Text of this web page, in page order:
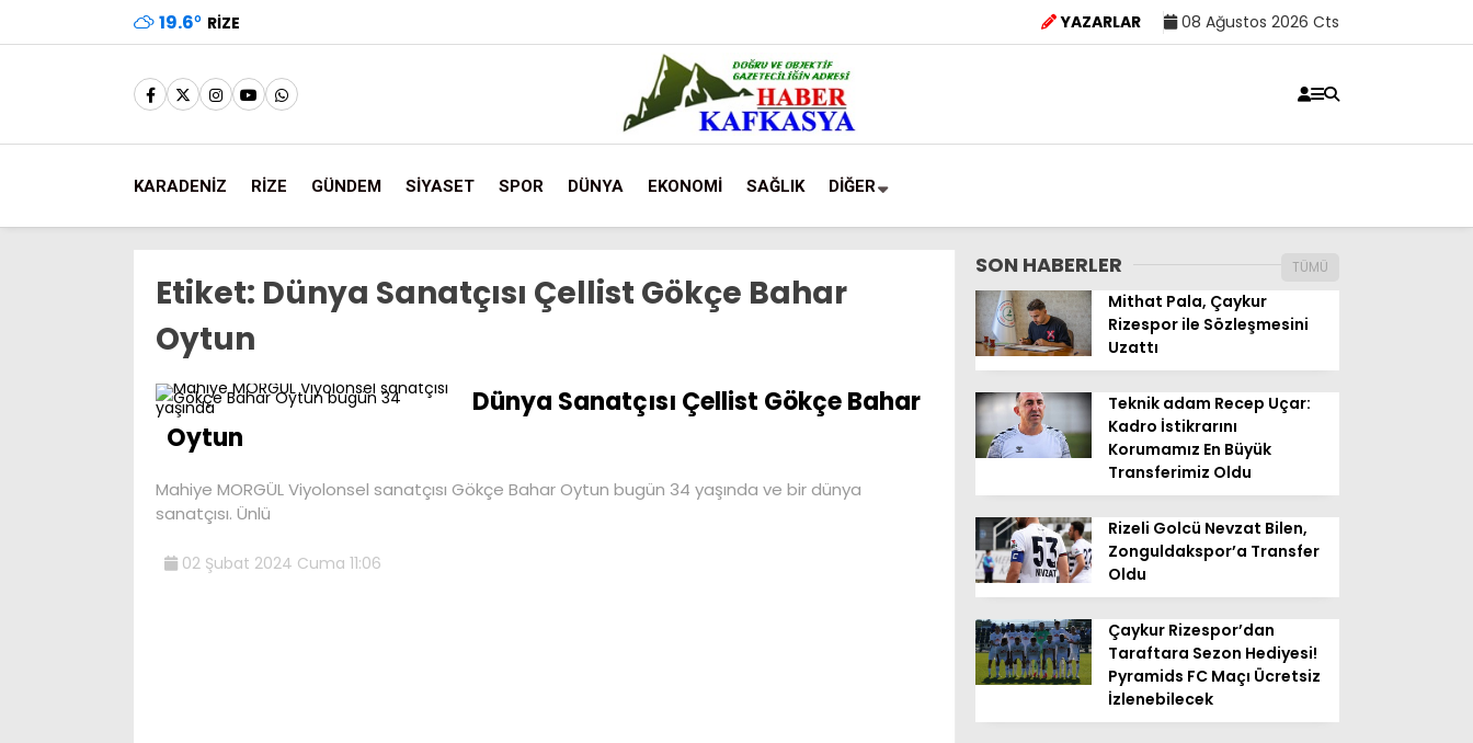
19.6° RIZE YAZARLAR 08 Ağustos 2026 Cts
KARADENİZ RİZE GÜNDEM SİYASET SPOR DÜNYA EKONOMİ SAĞLIK DİĞER
Etiket: Dünya Sanatçısı Çellist Gökçe Bahar
Oytun
Dünya Sanatçısı Çellist Gökçe Bahar
Oytun
Mahiye MORGÜL Viyolonsel sanatçısı Gökçe Bahar Oytun bugün 34 yaşında ve bir dünya
sanatçısı. Ünlü
02 Şubat 2024 Cuma 11:06
SON HABERLER TÜMÜ
Mithat Pala, Çaykur
Rizespor ile Sözleşmesini
Uzattı
Teknik adam Recep Uçar:
Kadro İstikrarını
Korumamız En Büyük
Transferimiz Oldu
Rizeli Golcü Nevzat Bilen,
Zonguldakspor’a Transfer
Oldu
Çaykur Rizespor’dan
Taraftara Sezon Hediyesi!
Pyramids FC Maçı Ücretsiz
İzlenebilecek